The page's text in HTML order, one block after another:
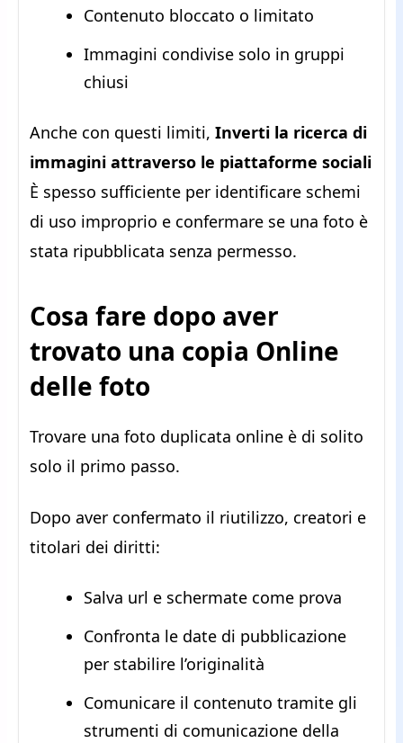
Contenuto bloccato o limitato
Immagini condivise solo in gruppi
chiusi
Anche con questi limiti, Inverti la ricerca di
immagini attraverso le piattaforme sociali
È spesso sufficiente per identificare schemi
di uso improprio e confermare se una foto è
stata ripubblicata senza permesso.
Cosa fare dopo aver
trovato una copia Online
delle foto
Trovare una foto duplicata online è di solito
solo il primo passo.
Dopo aver confermato il riutilizzo, creatori e
titolari dei diritti:
Salva url e schermate come prova
Confronta le date di pubblicazione
per stabilire l’originalità
Comunicare il contenuto tramite gli
strumenti di comunicazione della